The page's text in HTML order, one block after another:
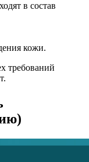
в состав
кожи.
требований